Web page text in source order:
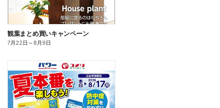
観葉まとめ買いキャンペーン
7月22日 ～8月9日